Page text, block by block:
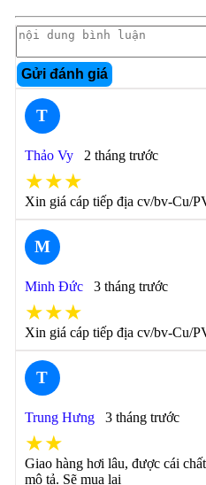
Gửi đánh giá
T
Thảo Vy 2 tháng trước
★★★
Xin giá cáp tiếp địa cv/bv-Cu/
M
Minh Đức 3 tháng trước
★★★
Xin giá cáp tiếp địa cv/bv-Cu/
T
Trung Hưng 3 tháng trước
★★
Giao hàng hơi lâu, được cái
mô tả. Sẽ mua lại